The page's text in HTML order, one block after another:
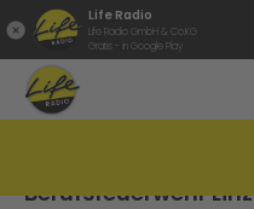
Life Radio
Life Radio GmbH & Co.KG
Gratis - in Google Play
Berufsfeuerwehr Linz